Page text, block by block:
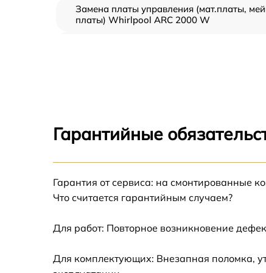
Замена платы управления (мат.платы,
платы) Whirlpool ARC 2000 W
Замена электросхемы Whirlpool ARC
ARC 2000 W
Гарантийные
Гарантия от сервиса: на смонтированные
Что считается гарантийным случаем?
Для работ: Повторное возникновение
Для комплектующих: Внезапная поломка,